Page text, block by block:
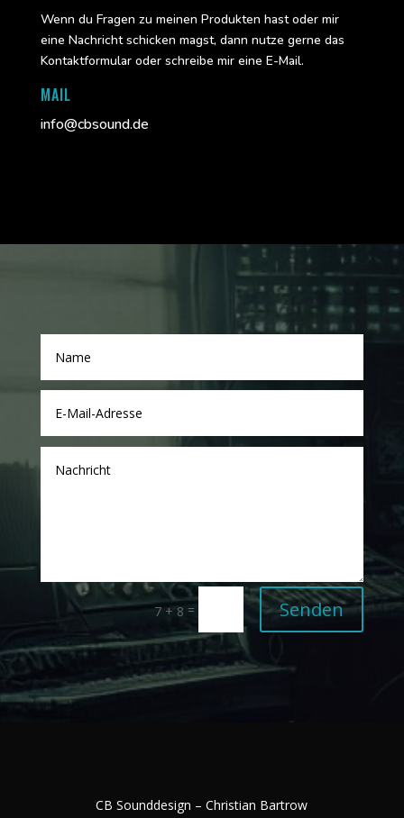
Wenn du Fragen zu meinen Produkten hast oder mir
eine Nachricht schicken magst, dann nutze gerne das
Kontaktformular oder schreibe mir eine E-Mail.
MAIL
info@cbsound.de
7 + 8 = Senden
CB Sounddesign – Christian Bartrow